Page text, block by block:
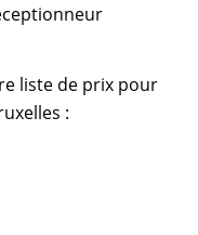
liste de prix pour
: